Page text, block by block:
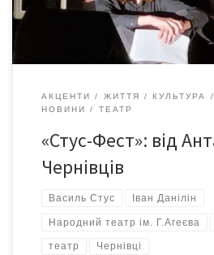
стверджують, що […]
АКЦЕНТИ ЖИТТЯ КУЛЬТУРА
НОВИНИ
ТЕАТР
«Стус-Фест»: від
Чернівців
Василь Стус Іван Данілін
Народний театр ім. Г.Агеєва
театр Чернівці